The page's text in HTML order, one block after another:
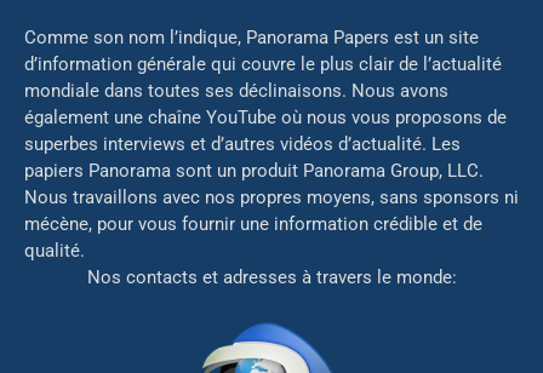
Comme son nom l’indique, Panorama Papers est un site
d’information générale qui couvre le plus clair de l’actualité
mondiale dans toutes ses déclinaisons. Nous avons
également une chaîne YouTube où nous vous proposons de
superbes interviews et d’autres vidéos d’actualité. Les
papiers Panorama sont un produit Panorama Group, LLC.
Nous travaillons avec nos propres moyens, sans sponsors ni
mécène, pour vous fournir une information crédible et de
qualité.
Nos contacts et adresses à travers le monde: